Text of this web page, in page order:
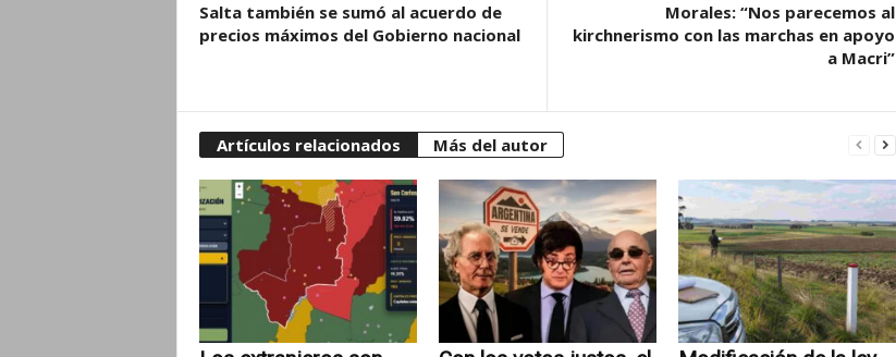
Salta también se sumó al acuerdo de
precios máximos del Gobierno nacional
Morales: “Nos parecemos al
kirchnerismo con las marchas en apoyo
a Macri”
Artículos relacionados Más del autor